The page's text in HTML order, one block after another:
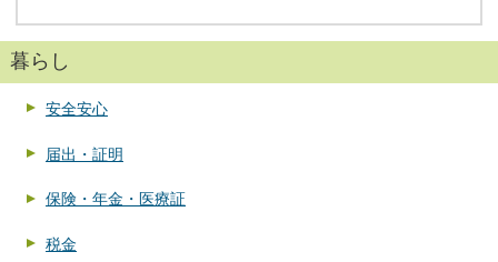
暮らし
安全安心
届出・証明
保険・年金・医療証
税金